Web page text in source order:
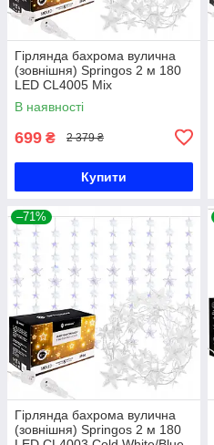
Гірлянда бахрома вулична
(зовнішня) Springos 2 м 180
LED CL4005 Mix
В наявності
699 ₴ 2 379 ₴
Купити
–71%
Гірлянда бахрома вулична
(зовнішня) Springos 2 м 180